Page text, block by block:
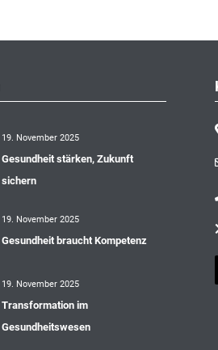
19. November 2025
Gesundheit stärken, Zukunft
sichern
19. November 2025
Gesundheit braucht Kompetenz
19. November 2025
Transformation im
Gesundheitswesen